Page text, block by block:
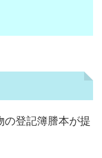
の登記簿謄本が提